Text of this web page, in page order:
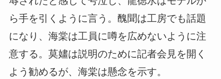
ら手を引くように言う。醜聞は工房でも話題
になり、海棠は工員に噂を広めないように注
意する。莫嫿は説明のために記者会見を開く
よう勧めるが、海棠は懸念を示す。